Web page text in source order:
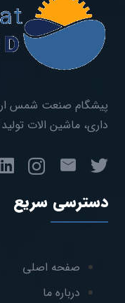
پیشگام صنعت شمس
داری، ماشین الات
دسترسی سریع
صفحه اصلی
درباره ما